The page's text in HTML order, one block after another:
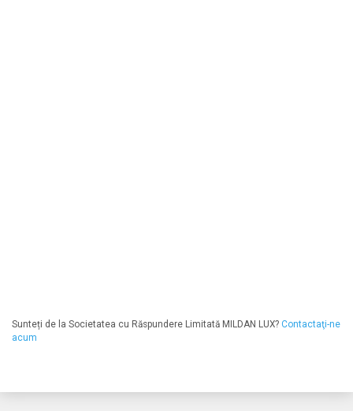
Sunteți de la Societatea cu Răspundere Limitată MILDAN LUX? Contactaţi-ne
acum